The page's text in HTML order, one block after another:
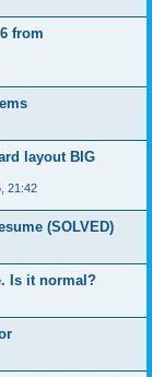
from
layout BIG
21:42
(SOLVED)
Is it normal?